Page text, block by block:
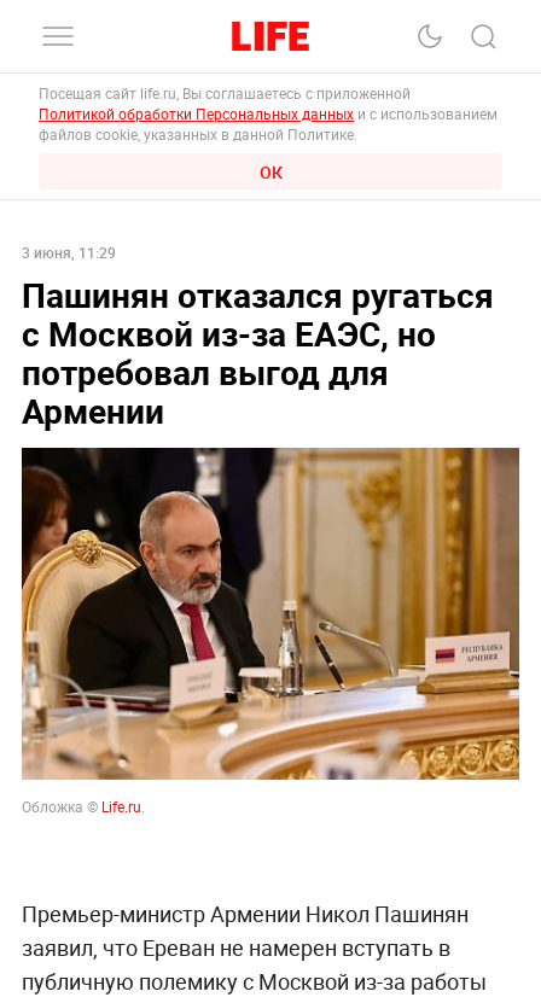
Посещая сайт life.ru, Вы соглашаетесь с приложенной
Политикой обработки Персональных данных и с использованием
файлов cookie, указанных в данной Политике.
ОК
3 июня, 11:29
Пашинян отказался ругаться
с Москвой из-за ЕАЭС, но
потребовал выгод для
Армении
Обложка © Life.ru
Премьер-министр Армении Никол Пашинян
заявил, что Ереван не намерен вступать в
публичную полемику с Москвой из-за работы